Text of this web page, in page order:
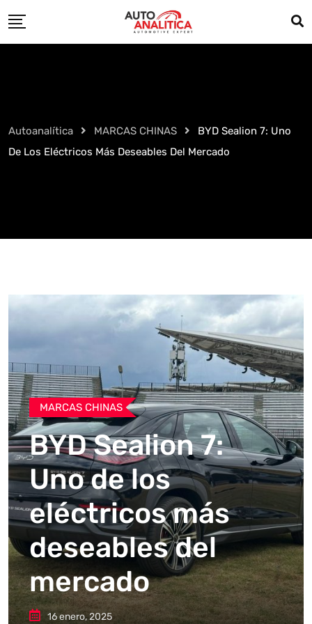
to
Autoanalítica MARCAS CHINAS
BYD Sealion 7: Uno
De Los Eléctricos Más Deseables Del Mercado
MARCAS CHINAS
BYD Sealion 7:
Uno de los
eléctricos más
deseables del
mercado
16 enero, 2025